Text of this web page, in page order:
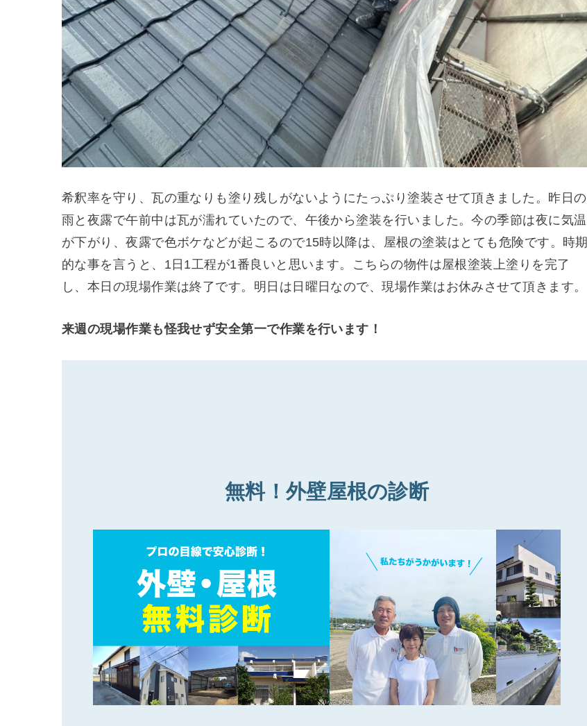
希釈率を守り、瓦の重なりも塗り残しがないようにたっぷり塗装させて頂きました。昨日の
雨と夜露で午前中は瓦が濡れていたので、午後から塗装を行いました。今の季節は夜に気温
が下がり、夜露で色ボケなどが起こるので15時以降は、屋根の塗装はとても危険です。時期
的な事を言うと、1日1工程が1番良いと思います。こちらの物件は屋根塗装上塗りを完了
し、本日の現場作業は終了です。明日は日曜日なので、現場作業はお休みさせて頂きます。
来週の現場作業も怪我せず安全第一で作業を行います！
無料！外壁屋根の診断